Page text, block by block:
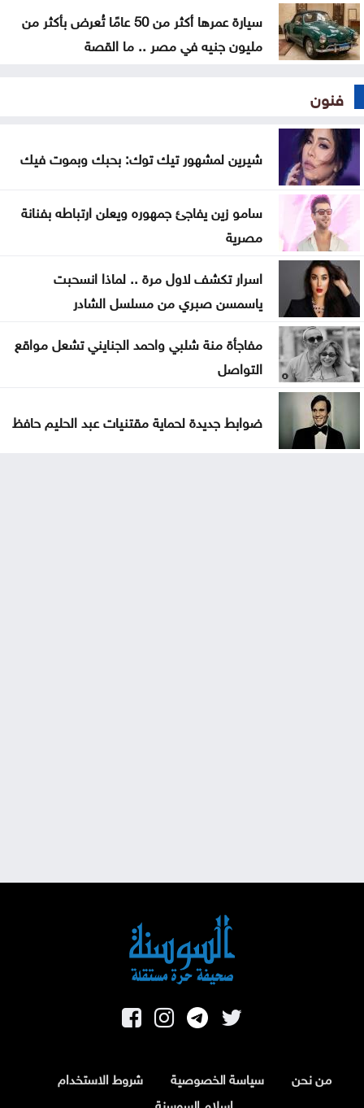
سيارة عمرها أكثر من 50 عامًا تُعرض بأكثر من
مليون جنيه في مصر .. ما القصة
فنون
شيرين لمشهور تيك توك: بحبك وبموت فيك
سامو زين يفاجئ جمهوره ويعلن ارتباطه بفنانة
مصرية
اسرار تكشف لاول مرة .. لماذا انسحبت
ياسمسن صبري من مسلسل الشادر
مفاجأة منة شلبي واحمد الجنايني تشعل مواقع
التواصل
ضوابط جديدة لحماية مقتنيات عبد الحليم حافظ
من نحن سياسة الخصوصية
شروط الاستخدام